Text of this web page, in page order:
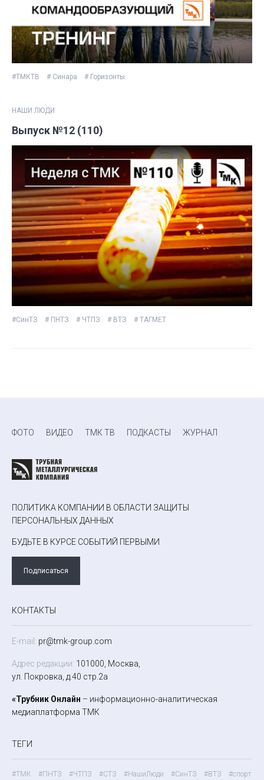
#ТМКТВ # Синара # Горизонты
НАШИ ЛЮДИ
Выпуск №12 (110)
#СинТЗ # ПНТЗ # ЧТПЗ # ВТЗ # ТАГМЕТ
ФОТО ВИДЕО ТМК ТВ ПОДКАСТЫ ЖУРНАЛ
ПОЛИТИКА КОМПАНИИ В ОБЛАСТИ ЗАЩИТЫ
ПЕРСОНАЛЬНЫХ ДАННЫХ
БУДЬТЕ В КУРСЕ СОБЫТИЙ ПЕРВЫМИ
Подписаться
КОНТАКТЫ
E-mail: pr@tmk-group.com
Адрес редакции: 101000, Москва,
ул. Покровка, д.40 стр.2а
«Трубник Онлайн – информационно-аналитическая
медиаплатформа ТМК
ТЕГИ
#ТМК #ПНТЗ #ЧТПЗ #СТЗ #НашиЛюди #СинТЗ #ВТЗ #спорт